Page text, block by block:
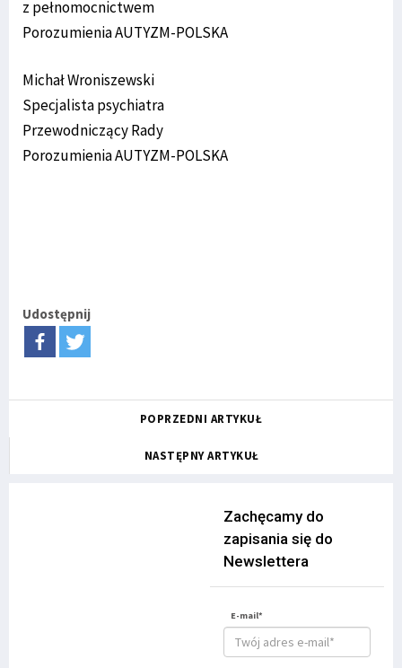
z pełnomocnictwem
Porozumienia AUTYZM-POLSKA
Michał Wroniszewski
Specjalista psychiatra
Przewodniczący Rady
Porozumienia AUTYZM-POLSKA
Udostępnij
POPRZEDNI ARTYKUŁ
NASTĘPNY ARTYKUŁ
Zachęcamy do
zapisania się do
Newslettera
E-mail*